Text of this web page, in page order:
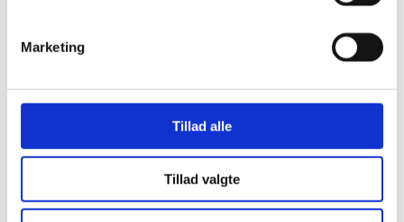
Marketing
Tillad alle
Tillad valgte
Sandkasser
Gokart og el-biler
Halloween
Spil
Robotter til Børn
Gyngeheste